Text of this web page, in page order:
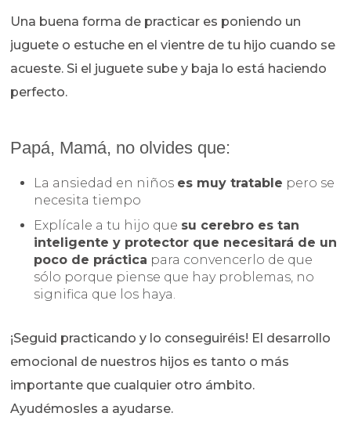
Una buena forma de practicar es poniendo un
juguete o estuche en el vientre de tu hijo cuando se
acueste. Si el juguete sube y baja lo está haciendo
perfecto.
Papá, Mamá, no olvides que:
La ansiedad en niños es muy tratable pero se
necesita tiempo
Explícale a tu hijo que su cerebro es tan
inteligente y protector que necesitará de un
poco de práctica para convencerlo de que
sólo porque piense que hay problemas, no
significa que los haya.
¡Seguid practicando y lo conseguiréis! El desarrollo
emocional de nuestros hijos es tanto o más
importante que cualquier otro ámbito.
Ayudémosles a ayudarse.